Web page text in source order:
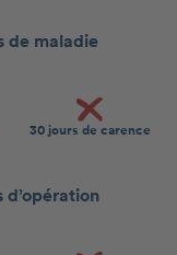
de maladie
30 jours de carence